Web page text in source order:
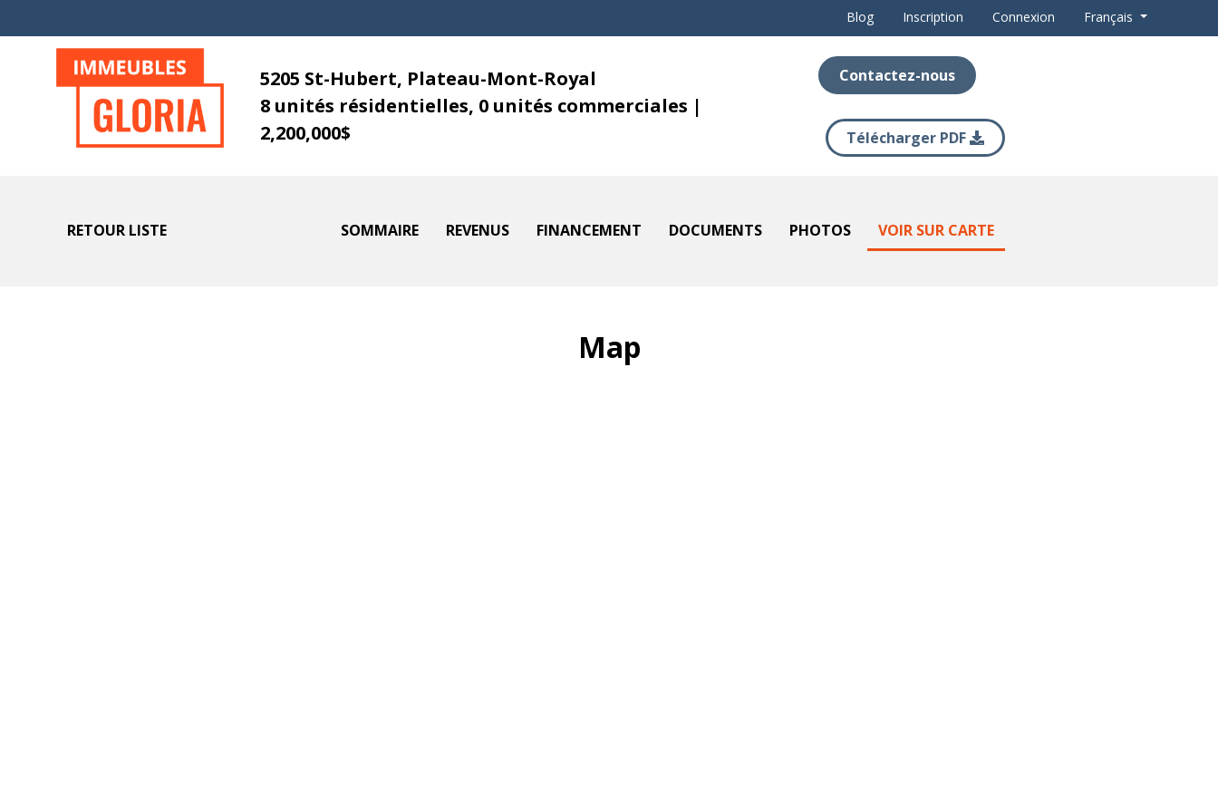
Blog Inscription Connexion Français
5205 St-Hubert, Plateau-Mont-Royal
8 unités résidentielles, 0 unités commerciales |
2,200,000$
Contactez-nous
Télécharger PDF
RETOUR LISTE SOMMAIRE REVENUS FINANCEMENT DOCUMENTS PHOTOS VOIR SUR CARTE
Map